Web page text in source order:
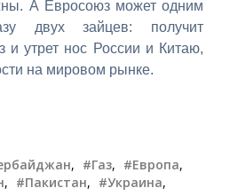
А Евросоюз может одним
двух зайцев: получит
и утрет нос России и Китаю,
на мировом рынке.
, #Газ, #Европа,
, #Пакистан, #Украина,